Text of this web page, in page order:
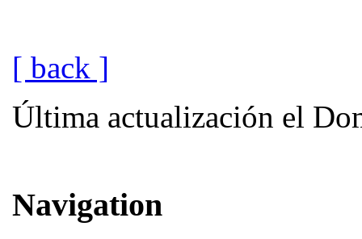
[ back ]
Última actualización el
Navigation